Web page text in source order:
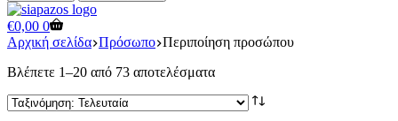
Shopping
cart
€0,00 0
Αρχική σελίδα Πρόσωπο Περιποίηση προσώπου
Βλέπετε 1–20 από 73 αποτελέσματαSorted
latest